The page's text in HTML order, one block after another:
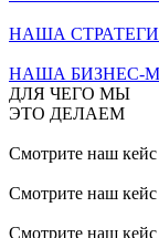
НАША
НАША БИЗНЕС-
ДЛЯ ЧЕГО МЫ
ЭТО ДЕЛАЕМ
Смотрите наш кейс
Смотрите наш кейс
Смотрите наш кейс